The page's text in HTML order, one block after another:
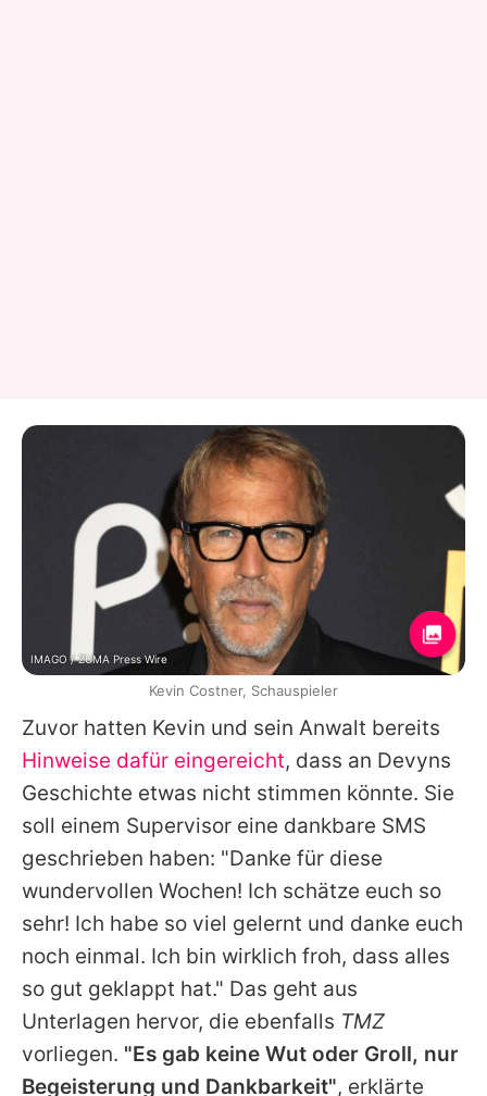
Zuvor hatten Kevin und sein Anwalt bereits
Hinweise dafür eingereicht, dass an Devyns
Geschichte etwas nicht stimmen könnte. Sie
soll einem Supervisor eine dankbare SMS
geschrieben haben: "Danke für diese
wundervollen Wochen! Ich schätze euch so
sehr! Ich habe so viel gelernt und danke euch
noch einmal. Ich bin wirklich froh, dass alles
so gut geklappt hat." Das geht aus
Unterlagen hervor, die ebenfalls TMZ
vorliegen. "Es gab keine Wut oder Groll, nur
Begeisterung und Dankbarkeit", erklärte
IMAGO / ZUMA Press Wire
Kevin Costner, Schauspieler